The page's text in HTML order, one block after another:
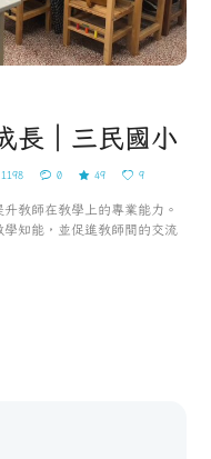
長｜三民國小
1198 0 49 9
教師在教學上的專業能力。
知能，並促進教師間的交流